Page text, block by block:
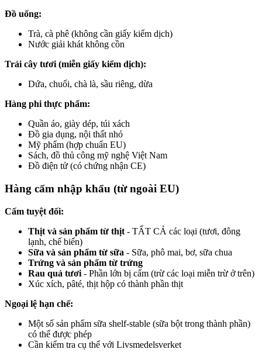
Đồ uống:
Trà, cà phê (không cần giấy kiểm dịch)
Nước giải khát không cồn
Trái cây tươi (miễn giấy kiểm dịch):
Dứa, chuối, chà là, sầu riêng, dừa
Hàng phi thực phẩm:
Quần áo, giày dép, túi xách
Đồ gia dụng, nội thất nhỏ
Mỹ phẩm (hợp chuẩn EU)
Sách, đồ thủ công mỹ nghệ Việt Nam
Đồ điện tử (có chứng nhận CE)
Hàng cấm nhập khẩu (từ ngoài EU)
Cấm tuyệt đối:
Thịt và sản phẩm từ thịt - TẤT CẢ các loại (tươi, đông
lạnh, chế biến)
Sữa và sản phẩm từ sữa - Sữa, phô mai, bơ, sữa chua
Trứng và sản phẩm từ trứng
Rau quả tươi - Phần lớn bị cấm (trừ các loại miễn trừ ở trên)
Xúc xích, pâté, thịt hộp có thành phần thịt
Ngoại lệ hạn chế:
Một số sản phẩm sữa shelf-stable (sữa bột trong thành phần)
có thể được phép
Cần kiểm tra cụ thể với Livsmedelsverket